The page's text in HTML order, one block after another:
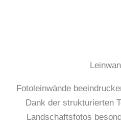
Fotoleinwände
Dank der strukturierten
Landschaftsfotos